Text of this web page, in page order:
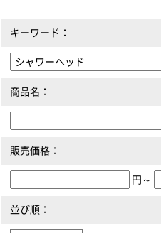
キーワード：
商品名：
販売価格：
円～
並び順：